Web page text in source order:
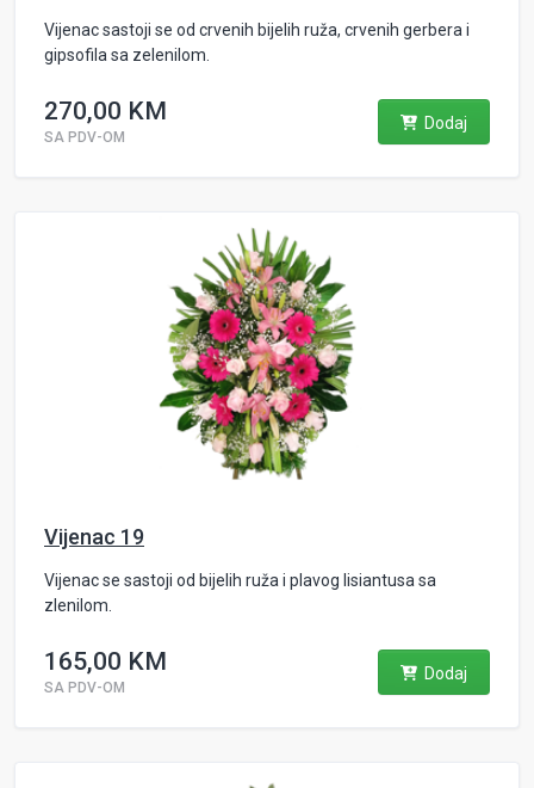
Vijenac sastoji se od crvenih bijelih ruža, crvenih gerbera i
gipsofila sa zelenilom.
270,00 KM
SA PDV-OM
Dodaj
Vijenac 19
Vijenac se sastoji od bijelih ruža i plavog lisiantusa sa
zlenilom.
165,00 KM
SA PDV-OM
Dodaj